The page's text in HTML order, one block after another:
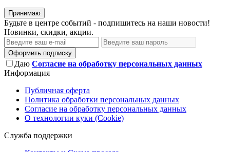
Принимаю
Будьте в центре событий - подпишитесь на наши новости!
Новинки, скидки, акции.
Оформить подписку
Даю Согласие на обработку персональных данных
Информация
Публичная оферта
Политика обработки персональных данных
Согласие на обработку персональных данных
О технологии куки (Cookie)
Служба поддержки